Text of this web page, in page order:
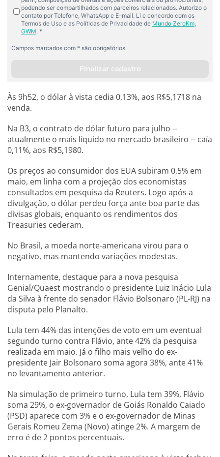
Às 9h52, o dólar à vista cedia 0,13%, aos R$5,1718 na
venda.
Na B3, o contrato de dólar futuro para julho --
atualmente o mais líquido no mercado brasileiro -- caía
0,11%, aos R$5,1980.
Os preços ao consumidor dos EUA subiram 0,5% em
maio, em linha com a projeção dos economistas
consultados em pesquisa da Reuters. Logo após a
divulgação, o dólar perdeu força ante boa parte das
divisas globais, enquanto os rendimentos dos
Treasuries cederam.
No Brasil, a moeda norte-americana virou para o
negativo, mas mantendo variações modestas.
Internamente, destaque para a nova pesquisa
Genial/Quaest mostrando o presidente Luiz Inácio Lula
da Silva à frente do senador Flávio Bolsonaro (PL-RJ) na
disputa pelo Planalto.
Lula tem 44% das intenções de voto em um eventual
segundo turno contra Flávio, ante 42% da pesquisa
realizada em maio. Já o filho mais velho do ex-
presidente Jair Bolsonaro soma agora 38%, ante 41%
no levantamento anterior.
Na simulação de primeiro turno, Lula tem 39%, Flávio
soma 29%, o ex-governador de Goiás Ronaldo Caiado
(PSD) aparece com 3% e o ex-governador de Minas
Gerais Romeu Zema (Novo) atinge 2%. A margem de
erro é de 2 pontos percentuais.